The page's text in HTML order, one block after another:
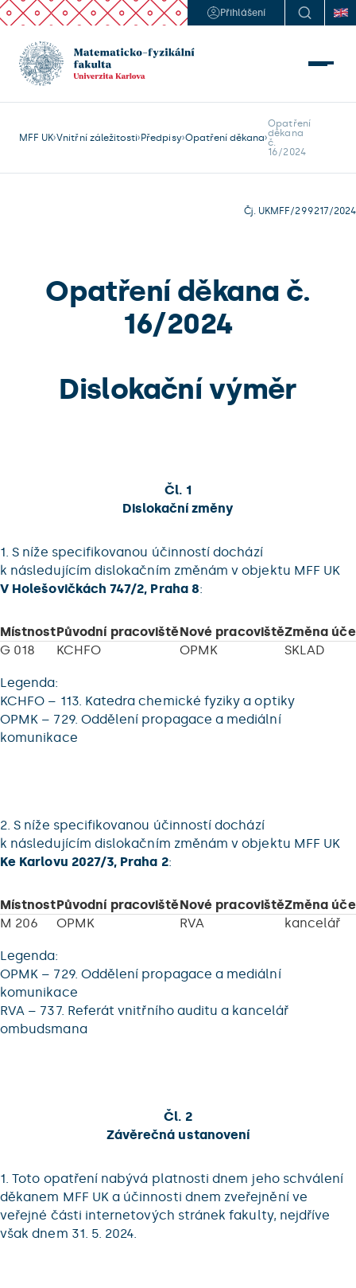
Přihlášení
MFF UK Vnitřní záležitosti Předpisy Opatření děkana
Opatření
děkana
č.
16/2024
Čj. UKMFF/299217/2024
Opatření děkana č.
16/2024
Dislokační výměr
Čl. 1
Dislokační změny
1. S níže specifikovanou účinností dochází
k následujícím dislokačním změnám v objektu MFF UK
V Holešovičkách 747/2, Praha 8:
MístnostPůvodní pracovištěNové pracovištěZměna
G 018
KCHFO OPMK SKLAD
Legenda:
KCHFO – 113. Katedra chemické fyziky a optiky
OPMK – 729. Oddělení propagace a mediální
komunikace
2. S níže specifikovanou účinností dochází
k následujícím dislokačním změnám v objektu MFF UK
Ke Karlovu 2027/3, Praha 2:
MístnostPůvodní pracovištěNové pracovištěZměna
M 206
OPMK RVA kancelář
Legenda:
OPMK – 729. Oddělení propagace a mediální
komunikace
RVA – 737. Referát vnitřního auditu a kancelář
ombudsmana
Čl. 2
Závěrečná ustanovení
1. Toto opatření nabývá platnosti dnem jeho schválení
děkanem MFF UK a účinnosti dnem zveřejnění ve
veřejné části internetových stránek fakulty, nejdříve
však dnem 31. 5. 2024.